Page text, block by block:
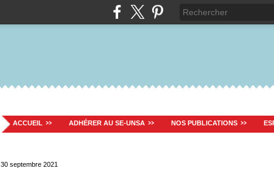
ACCUEIL ADHÉRER AU SE-UNSA NOS PUBLICATIONS
30 septembre 2021